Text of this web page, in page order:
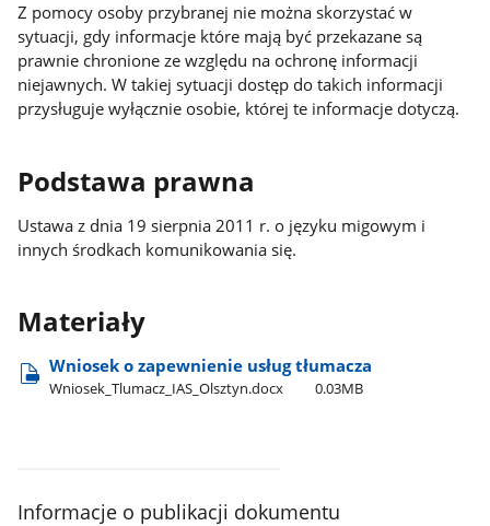
Z pomocy osoby przybranej nie można skorzystać w
sytuacji, gdy informacje które mają być przekazane są
prawnie chronione ze względu na ochronę informacji
niejawnych. W takiej sytuacji dostęp do takich informacji
przysługuje wyłącznie osobie, której te informacje dotyczą.
Podstawa prawna
Ustawa z dnia 19 sierpnia 2011 r. o języku migowym i
innych środkach komunikowania się.
Materiały
Wniosek o zapewnienie usług tłumacza
Wniosek​_Tlumacz​_IAS​_Olsztyn.docx 0.03MB
Informacje o publikacji dokumentu